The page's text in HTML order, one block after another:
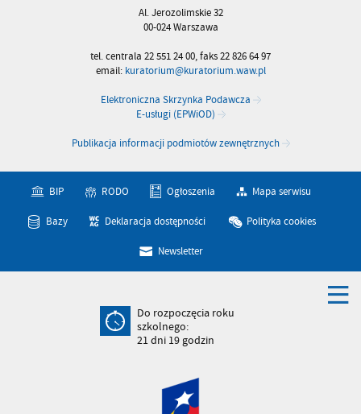
Al. Jerozolimskie 32
00-024 Warszawa
tel. centrala 22 551 24 00, faks 22 826 64 97
email: kuratorium@kuratorium.waw.pl
Elektroniczna Skrzynka Podawcza
E-usługi (EPWiOD)
Publikacja informacji podmiotów zewnętrznych
BIP RODO Ogłoszenia Mapa serwisu
Bazy Deklaracja dostępności Polityka cookies
Newsletter
Do rozpoczęcia roku
szkolnego:
21dni 19godzin